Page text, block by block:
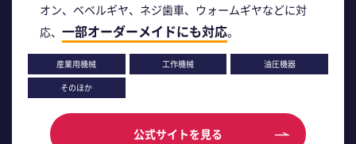
オン、ベベルギヤ、ネジ歯車、ウォームギヤなどに対
応、 一部オーダーメイドにも対応。
産業用機械 工作機械
油圧機器
そのほか
公式サイトを見る